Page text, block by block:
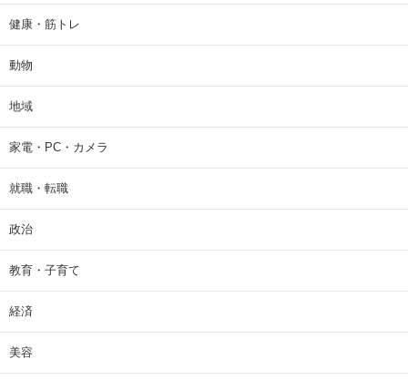
健康・筋トレ
動物
地域
家電・PC・カメラ
就職・転職
政治
教育・子育て
経済
美容